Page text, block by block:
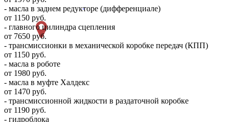
- масла в заднем редукторе (дифференциале)
от 1150 руб.
- главного цилиндра сцепления
от 7650 руб.
- трансмиссионки в механической коробке передач (КПП)
от 1150 руб.
- масла в роботе
от 1980 руб.
- масла в муфте Халдекс
от 1470 руб.
- трансмиссионной жидкости в раздаточной коробке
от 1190 руб.
- гидроблока